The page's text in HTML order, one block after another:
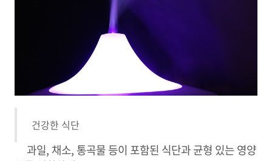
건강한 식단
과일, 채소, 통곡물 등이 포함된 식단과 균형 있는 영양